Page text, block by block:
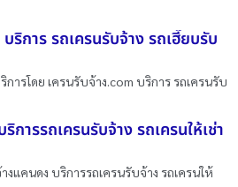
ริการ รถเครนรับจ้าง รถเฮี๊ยบรับ
ารโดย เครนรับจ้าง.com บริการ รถเครนรับ
การรถเครนรับจ้าง รถเครนให้เช่า
งแคนดง บริการรถเครนรับจ้าง รถเครนให้